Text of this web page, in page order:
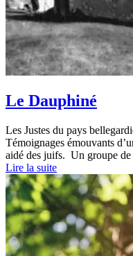
Le Dauphiné
Les Justes du pays
Témoignages émouvants
aidé des juifs. Un groupe de
Lire la suite